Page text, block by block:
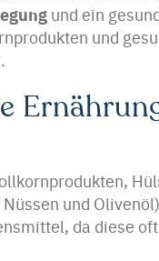
und ein
und
und
da diese